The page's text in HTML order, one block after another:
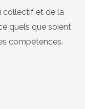
collectif et de la
quels que soient
compétences.